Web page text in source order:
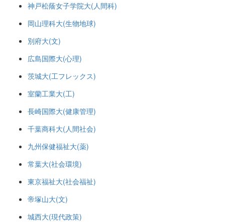
神戸松蔭女子学院大(人間科)
岡山理科大(生物地球)
別府大(文)
広島国際大(心理)
茨城大(工フレックス)
室蘭工業大(工)
長崎国際大(健康管理)
千葉商科大(人間社会)
九州保健福祉大(薬)
常葉大(社会環境)
東京福祉大(社会福祉)
帝塚山大(文)
城西大(現代政策)